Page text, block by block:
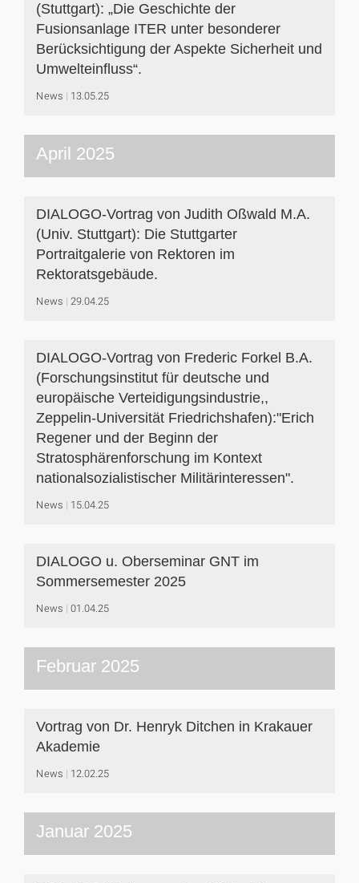
(Stuttgart): „Die Geschichte der
Fusionsanlage ITER unter besonderer
Berücksichtigung der Aspekte Sicherheit und
Umwelteinfluss“.
News 13.05.25
April 2025
DIALOGO-Vortrag von Judith Oßwald M.A.
(Univ. Stuttgart): Die Stuttgarter
Portraitgalerie von Rektoren im
Rektoratsgebäude.
News 29.04.25
DIALOGO-Vortrag von Frederic Forkel B.A.
(Forschungsinstitut für deutsche und
europäische Verteidigungsindustrie,,
Zeppelin-Universität Friedrichshafen):"Erich
Regener und der Beginn der
Stratosphärenforschung im Kontext
nationalsozialistischer Militärinteressen".
News 15.04.25
DIALOGO u. Oberseminar GNT im
Sommersemester 2025
News 01.04.25
Februar 2025
Vortrag von Dr. Henryk Ditchen in Krakauer
Akademie
News 12.02.25
Januar 2025